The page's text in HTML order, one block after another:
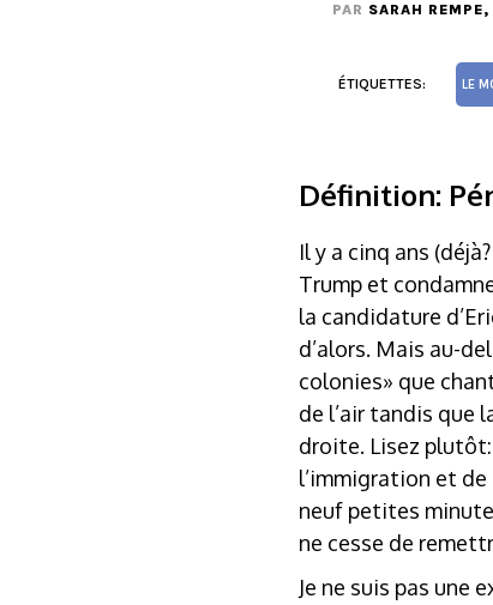
PAR SARAH REMPE,
ÉTIQUETTES: LE
Définition:
Il y a cinq ans
Trump et
la candidature
d’alors. Mais au-
colonies» que
de l’air tandis que
droite. Lisez
l’immigration et de
neuf petites
ne cesse de
Je ne suis pas une